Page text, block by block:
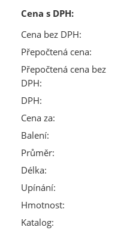
Cena s DPH:
Cena bez DPH:
Přepočtená cena:
Přepočtená cena bez
DPH:
DPH:
Cena za:
Balení:
Průměr:
Délka:
Upínání:
Hmotnost:
Katalog: